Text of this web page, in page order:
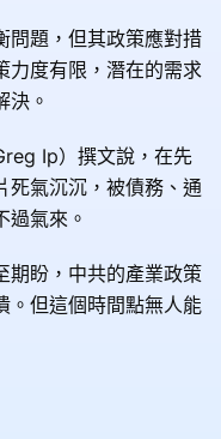
問題，但其政策應對措
力度有限，潛在的需求
決。
Ip）撰文說，在先
死氣沉沉，被債務、通
過氣來。
期盼，中共的產業政策
。但這個時間點無人能